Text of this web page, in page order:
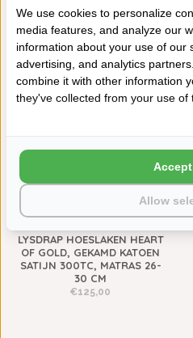
LYSDRAP WIT LAKEN GEKAMD
KATOEN 200TC, MODEL
VIRGO, VANAF
€71,00
300TC
LYSDRAP HOESLAKEN HEART
OF GOLD, GEKAMD KATOEN
SATIJN 300TC, MATRAS 26-
30 CM
€125,00
We use cookies to personalize
media features, and analyze our
information about your use of our
advertising, and analytics
combine it with other information
they've collected from your use of
Allow